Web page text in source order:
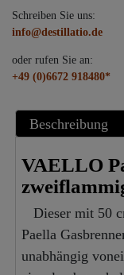
Schreiben Sie uns:
info@destillatio.de
oder rufen Sie an:
+49 (0)6672 918480*
Beschreibung
VAELLO
Dieser mit 50
Paella
unabhängig